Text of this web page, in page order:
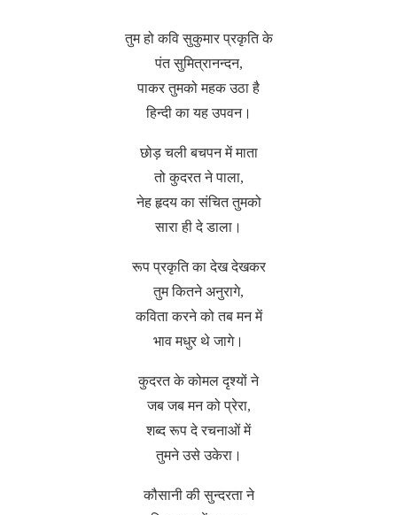
तुम हो कवि सुकुमार प्रकृति के
पंत सुमित्रानन्दन,
पाकर तुमको महक उठा है
हिन्दी का यह उपवन।
छोड़ चली बचपन में माता
तो कुदरत ने पाला,
नेह हृदय का संचित तुमको
सारा ही दे डाला।
रूप प्रकृति का देख देखकर
तुम कितने अनुरागे,
कविता करने को तब मन में
भाव मधुर थे जागे।
कुदरत के कोमल दृश्यों ने
जब जब मन को प्रेरा,
शब्द रूप दे रचनाओं में
तुमने उसे उकेरा।
कौसानी की सुन्दरता ने